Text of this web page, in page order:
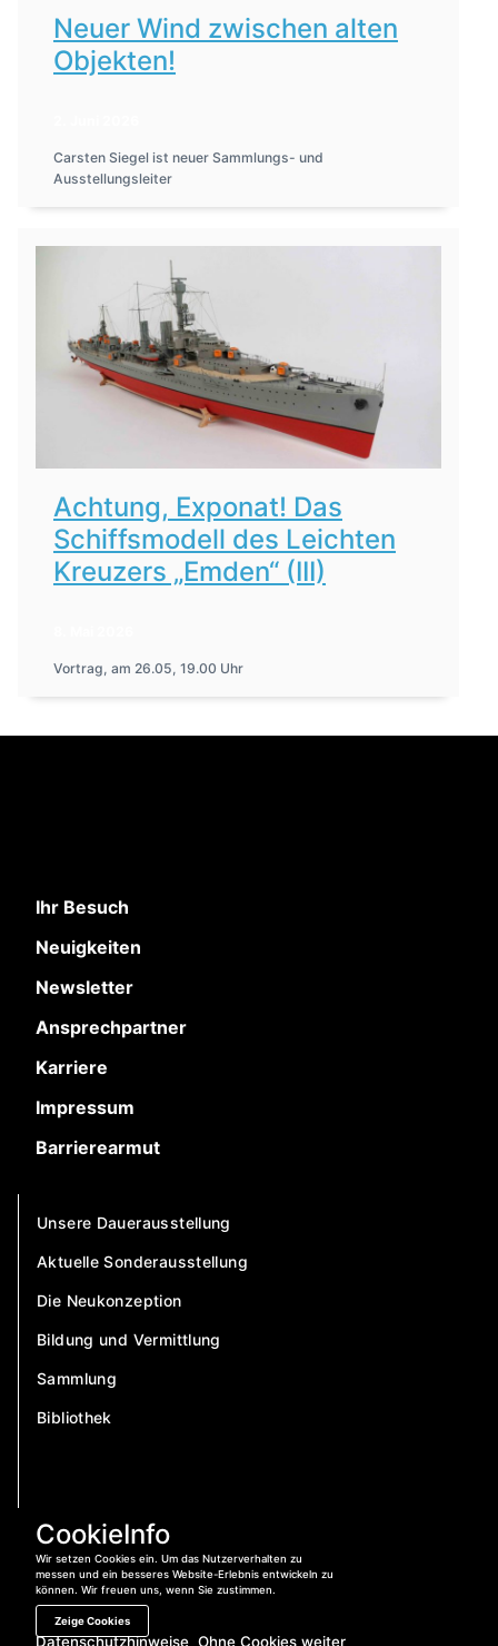
CookieInfo
Wir setzen Cookies ein. Um das Nutzerverhalten zu
messen und ein besseres Website-Erlebnis entwickeln zu
können. Wir freuen uns, wenn Sie zustimmen.
Zeige Cookies
Datenschutzhinweise Ohne Cookies weiter
Neuer Wind zwischen alten
Objekten!
Carsten Siegel ist neuer Sammlungs- und
Ausstellungsleiter
Achtung, Exponat! Das
Schiffsmodell des Leichten
Kreuzers „Emden“ (III)
Vortrag, am 26.05, 19.00 Uhr
Ihr Besuch
Neuigkeiten
Newsletter
Ansprechpartner
Karriere
Impressum
Barrierearmut
Unsere Dauerausstellung
Aktuelle Sonderausstellung
Die Neukonzeption
Bildung und Vermittlung
Sammlung
Bibliothek